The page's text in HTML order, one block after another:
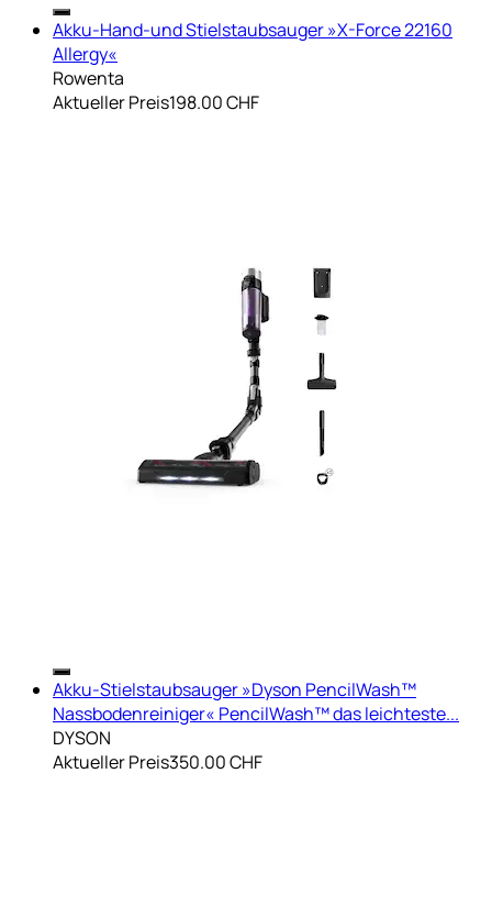
Akku-Hand-und Stielstaubsauger »X-Force 22160
Allergy«
Rowenta
Aktueller Preis198.00 CHF
Akku-Stielstaubsauger »Dyson PencilWash™
Nassbodenreiniger« PencilWash™ das leichteste...
DYSON
Aktueller Preis350.00 CHF